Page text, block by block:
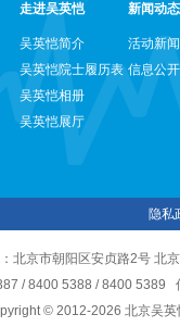
走进吴英恺 新闻动态
吴英恺简介
吴英恺院士履历表
吴英恺相册
吴英恺展厅
活动新闻
信息公开
隐私
北京市朝阳区安贞路2号 北
/ 8400 5388 / 8400
© 2012-2026 北京吴